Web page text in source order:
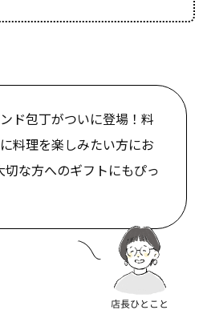
ド包丁がついに登場！料
料理を楽しみたい方にお
切な方へのギフトにもぴっ